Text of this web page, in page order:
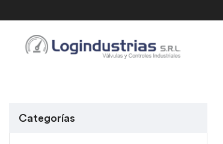
Categorías